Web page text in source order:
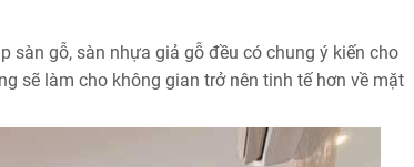
sàn gỗ, sàn nhựa giả gỗ đều có chung ý kiến cho
sẽ làm cho không gian trở nên tinh tế hơn về mặt